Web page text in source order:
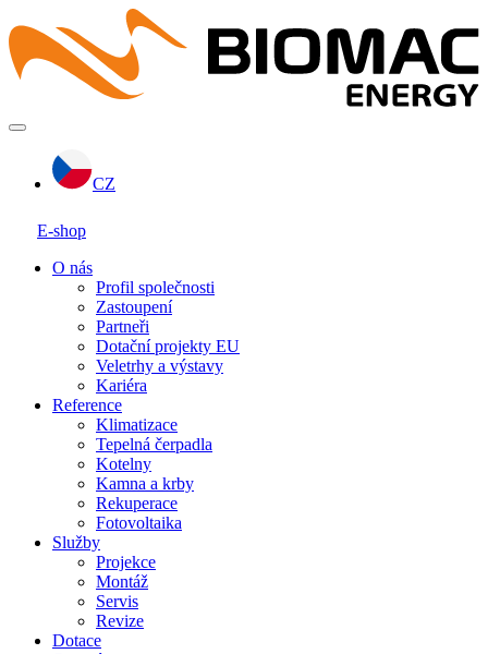
CZ
E-shop
O nás
Profil společnosti
Zastoupení
Partneři
Dotační projekty EU
Veletrhy a výstavy
Kariéra
Reference
Klimatizace
Tepelná čerpadla
Kotelny
Kamna a krby
Rekuperace
Fotovoltaika
Služby
Projekce
Montáž
Servis
Revize
Dotace